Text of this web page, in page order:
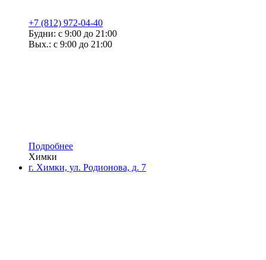
+7 (812) 972-04-40
Будни: с 9:00 до 21:00
Вых.: с 9:00 до 21:00
Подробнее
Химки
г. Химки, ул. Родионова, д. 7